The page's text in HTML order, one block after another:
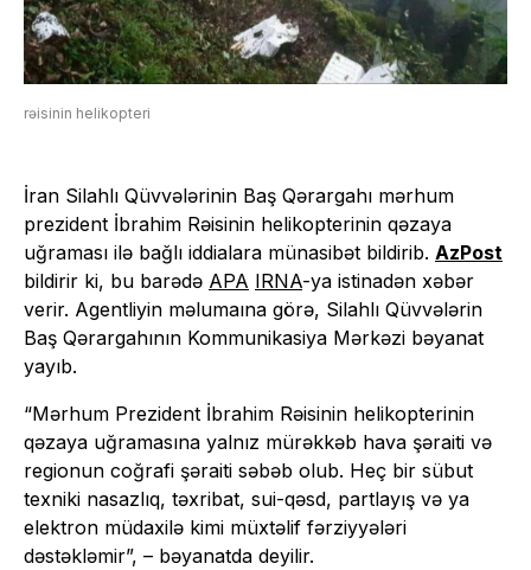
rəisinin helikopteri
İran Silahlı Qüvvələrinin Baş Qərargahı mərhum
prezident İbrahim Rəisinin helikopterinin qəzaya
uğraması ilə bağlı iddialara münasibət bildirib. AzPost
bildirir ki, bu barədə APA IRNA-ya istinadən xəbər
verir. Agentliyin məlumaına görə, Silahlı Qüvvələrin
Baş Qərargahının Kommunikasiya Mərkəzi bəyanat
yayıb.
“Mərhum Prezident İbrahim Rəisinin helikopterinin
qəzaya uğramasına yalnız mürəkkəb hava şəraiti və
regionun coğrafi şəraiti səbəb olub. Heç bir sübut
texniki nasazlıq, təxribat, sui-qəsd, partlayış və ya
elektron müdaxilə kimi müxtəlif fərziyyələri
dəstəkləmir”, – bəyanatda deyilir.